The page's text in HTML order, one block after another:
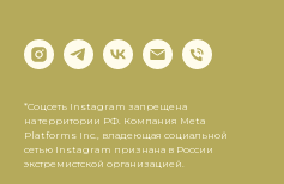
*Соцсеть Instagram запрещена
на территории РФ. Компания Meta
Platforms Inc., владеющая социальной
сетью Instagram признана в России
экстремистской организацией.